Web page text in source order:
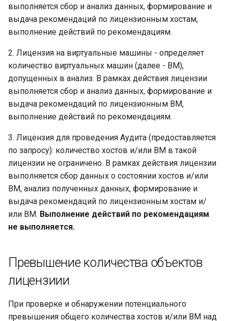
выполняется сбор и анализ данных, формирование и
выдача рекомендаций по лицензионным хостам,
выполнение действий по рекомендациям.
2. Лицензия на виртуальные машины - определяет
количество виртуальных машин (далее - ВМ),
допущенных в анализ. В рамках действия лицензии
выполняется сбор и анализ данных, формирование и
выдача рекомендаций по лицензионным ВМ,
выполнение действий по рекомендациям.
3. Лицензия для проведения Аудита (предоставляется
по запросу): количество хостов и/или ВМ в такой
лицензии не ограничено. В рамках действия лицензии
выполняется сбор данных о состоянии хостов и/или
ВМ, анализ полученных данных, формирование и
выдача рекомендаций по лицензионным хостам и/
или ВМ. Выполнение действий по рекомендациям
не выполняется.
Превышение количества объектов
лицензиии
При проверке и обнаружении потенциального
превышения общего количества хостов и/или ВМ над